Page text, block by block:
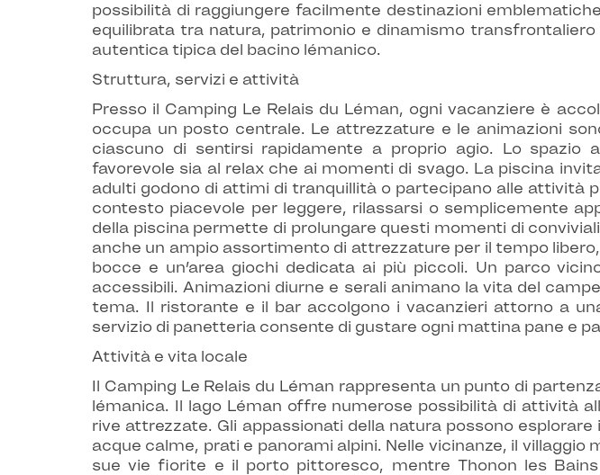
possibilità di raggiungere facilmente destinazioni
equilibrata tra natura, patrimonio e dinamismo
autentica tipica del bacino lémanico.
Struttura, servizi e attività
Presso il Camping Le Relais du Léman, ogni vacanziere è
occupa un posto centrale. Le attrezzature e le animazioni
ciascuno di sentirsi rapidamente a proprio agio. Lo spazio
favorevole sia al relax che ai momenti di svago. La piscina
adulti godono di attimi di tranquillità o partecipano alle attività
contesto piacevole per leggere, rilassarsi o semplicemente
della piscina permette di prolungare questi momenti di
anche un ampio assortimento di attrezzature per il tempo
bocce e un’area giochi dedicata ai più piccoli. Un parco
accessibili. Animazioni diurne e serali animano la vita del
tema. Il ristorante e il bar accolgono i vacanzieri attorno a
servizio di panetteria consente di gustare ogni mattina pane e
Attività e vita locale
Il Camping Le Relais du Léman rappresenta un punto di
lémanica. Il lago Léman offre numerose possibilità di attività
rive attrezzate. Gli appassionati della natura possono
acque calme, prati e panorami alpini. Nelle vicinanze, il
sue vie fiorite e il porto pittoresco, mentre Thonon les